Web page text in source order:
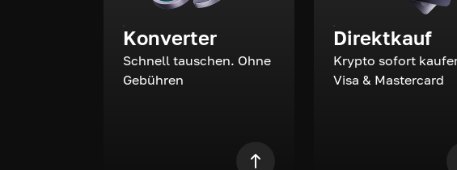
Konverter
Schnell tauschen. Ohne
Gebühren
Direktkauf
Krypto sofort
Visa & Mastercard